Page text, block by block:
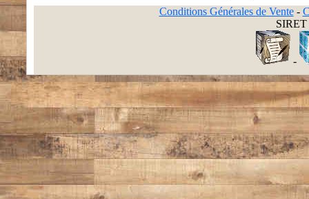
Conditions Générales de Vente-
SIRET
-